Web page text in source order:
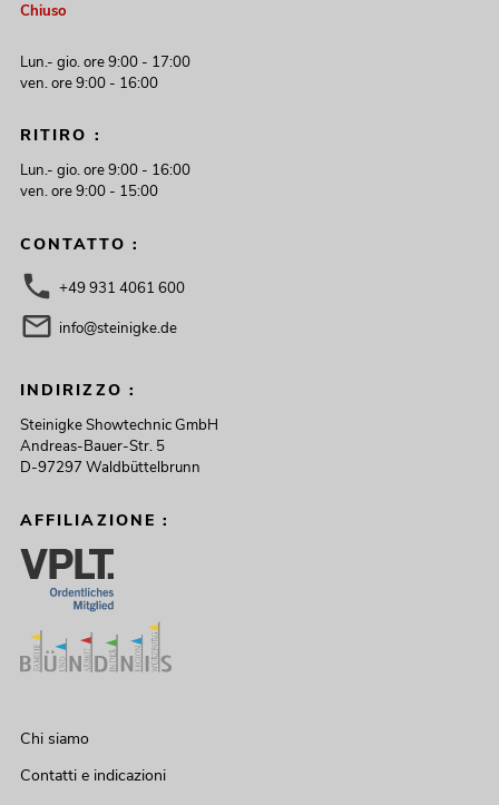
Chiuso
Lun.- gio. ore 9:00 - 17:00
ven. ore 9:00 - 16:00
RITIRO :
Lun.- gio. ore 9:00 - 16:00
ven. ore 9:00 - 15:00
CONTATTO :
+49 931 4061 600
info@steinigke.de
INDIRIZZO :
Steinigke Showtechnic GmbH
Andreas-Bauer-Str. 5
D-97297 Waldbüttelbrunn
AFFILIAZIONE :
Chi siamo
Contatti e indicazioni